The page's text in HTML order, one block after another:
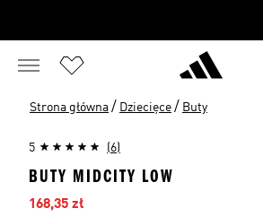
Strona główna / Dziecięce / Buty
5 (6)
BUTY MIDCITY LOW
Ceny na wyprzedaży
168,35 zł